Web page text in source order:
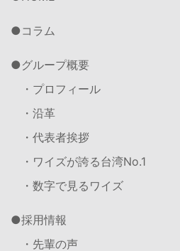
コラム
グループ概要
・プロフィール
・沿革
・代表者挨拶
・ワイズが誇る台湾No.1
・数字で見るワイズ
採用情報
・先輩の声